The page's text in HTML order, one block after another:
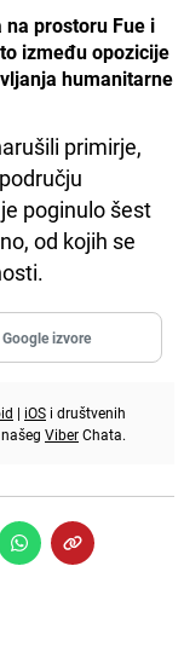
prostoru Fue i
između opozicije
humanitarne
primirje,
poginulo šest
od kojih se
izvore
| iOS i društvenih
ViberChata.